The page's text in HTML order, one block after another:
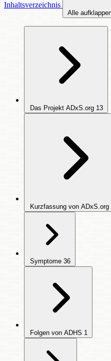
Inhaltsverzeichnis
Alle
Das Projekt ADxS.org 13
Kurzfassung von ADxS.org
Symptome 36
Folgen von ADHS 1